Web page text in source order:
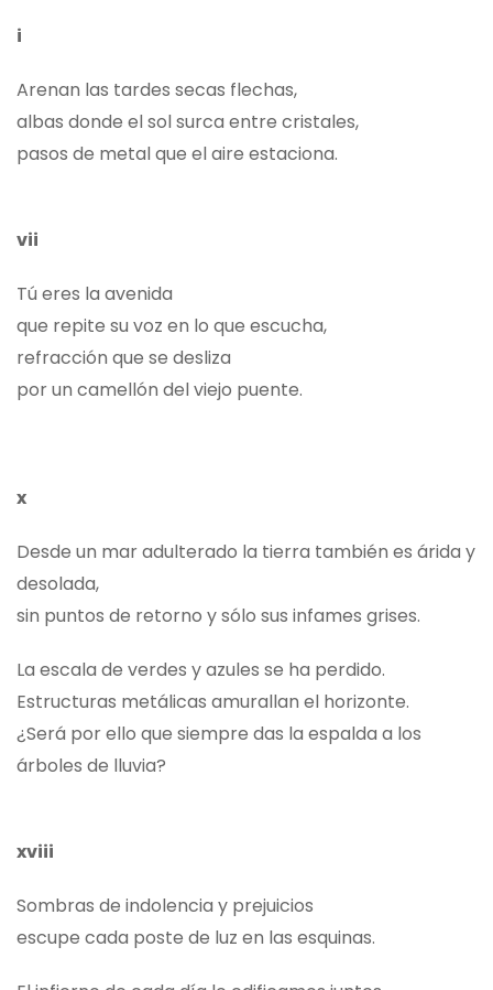
i
Arenan las tardes secas flechas,
albas donde el sol surca entre cristales,
pasos de metal que el aire estaciona.
vii
Tú eres la avenida
que repite su voz en lo que escucha,
refracción que se desliza
por un camellón del viejo puente.
x
Desde un mar adulterado la tierra también es árida y
desolada,
sin puntos de retorno y sólo sus infames grises.
La escala de verdes y azules se ha perdido.
Estructuras metálicas amurallan el horizonte.
¿Será por ello que siempre das la espalda a los
árboles de lluvia?
xviii
Sombras de indolencia y prejuicios
escupe cada poste de luz en las esquinas.